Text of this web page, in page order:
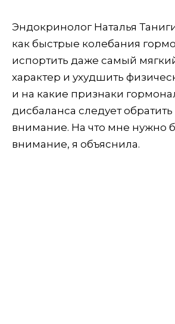
Эндокринолог Наталья
как быстрые колебания
испортить даже самый
характер и ухудшить
и на какие признаки
дисбаланса следует
внимание. На что мне нужно
внимание, я объяснила.